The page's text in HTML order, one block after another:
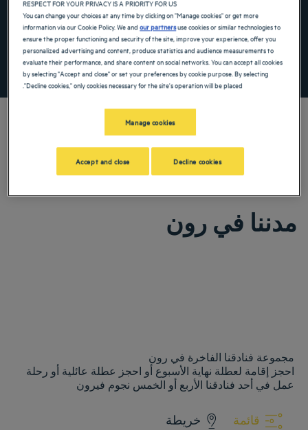
ابحث عن فندق
أضِف رمزًا خاصًا
. تمتع لأقصى درجة بخدماتنا الترفيهية الواسعة وغرفنا المصممة لتوفير
الراحة.رون. تمتع لأقصى درجة بخدماتنا الترفيهية الواسعة وغرفنا المصممة
مدننا في رون
مجموعة فنادقنا الفاخرة في رون
احجز إقامة لعطلة نهاية الأسبوع أو احجز عطلة عائلية أو رحلة
عمل في أحد فنادقنا الأربع أو الخمس نجوم فيرون
قائمة خريطة
RESPECT FOR YOUR PRIVACY IS A PRIORITY FOR US
You can change your choices at any time by clicking on "Manage cookies" or get more
information via our Cookie Policy. We andour partnersuse cookies or similar technologies to
ensure the proper functioning and security of the site, improve your experience, offer you
personalized advertising and content, produce statistics and audience measurements to
evaluate their performance, and share content on social networks. You can accept all cookies
by selecting "Accept and close" or set your preferences by cookie purpose. By selecting
"Decline cookies," only cookies necessary for the site's operation will be placed.
Manage cookies
Decline cookies
Accept and close